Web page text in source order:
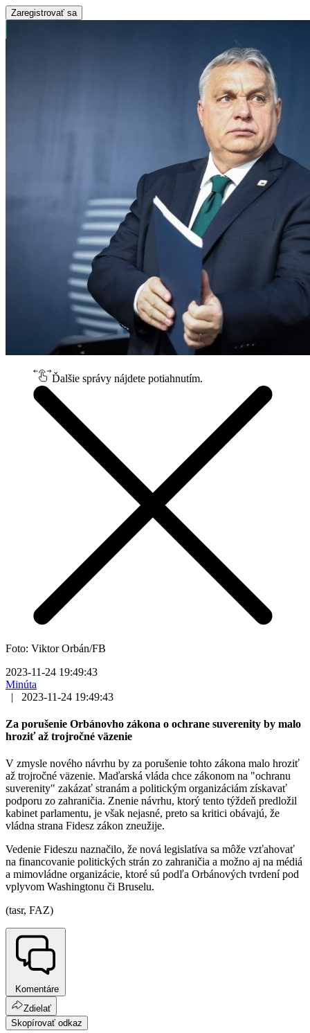
Zaregistrovať sa
Ďalšie správy nájdete potiahnutím.
Foto: Viktor Orbán/FB
2023-11-24 19:49:43
Minúta
|
2023-11-24 19:49:43
Za porušenie Orbánovho zákona o ochrane suverenity by malo
hroziť až trojročné väzenie
V zmysle nového návrhu by za porušenie tohto zákona malo hroziť
až trojročné väzenie. Maďarská vláda chce zákonom na "ochranu
suverenity" zakázať stranám a politickým organizáciám získavať
podporu zo zahraničia. Znenie návrhu, ktorý tento týždeň predložil
kabinet parlamentu, je však nejasné, preto sa kritici obávajú, že
vládna strana Fidesz zákon zneužije.
Vedenie Fideszu naznačilo, že nová legislatíva sa môže vzťahovať
na financovanie politických strán zo zahraničia a možno aj na médiá
a mimovládne organizácie, ktoré sú podľa Orbánových tvrdení pod
vplyvom Washingtonu či Bruselu.
(tasr, FAZ)
Komentáre
Zdielať
Skopírovať odkaz